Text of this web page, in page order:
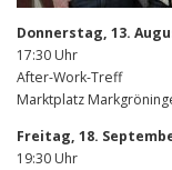
Donnerstag, 13.
17:30 Uhr
After-Work-Treff
Marktplatz
Freitag, 18.
19:30 Uhr